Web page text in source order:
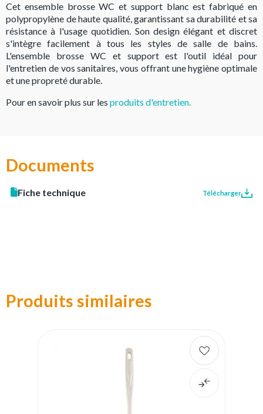
Cet ensemble brosse WC et support blanc est fabriqué en
polypropylène de haute qualité, garantissant sa durabilité et sa
résistance à l'usage quotidien. Son design élégant et discret
s'intègre facilement à tous les styles de salle de bains.
L'ensemble brosse WC et support est l'outil idéal pour
l'entretien de vos sanitaires, vous offrant une hygiène optimale
et une propreté durable.
Pour en savoir plus sur les produits d'entretien.
Documents
Fiche technique Télécharger
Produits similaires